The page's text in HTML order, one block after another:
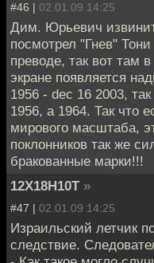
#46 | 02.01.09 14:25
Дим. Юрьевич
посмотрел "Гнев"
преводе, так вот там
экране появляется
1956 - dec 16 2003,
1956, а 1964. Так что
мирового масштаба,
поклонников так же
бракованные марки!!!
12Х18Н10Т »
#47 | 02.01.09 14:25
Израильский летчик
следствие.